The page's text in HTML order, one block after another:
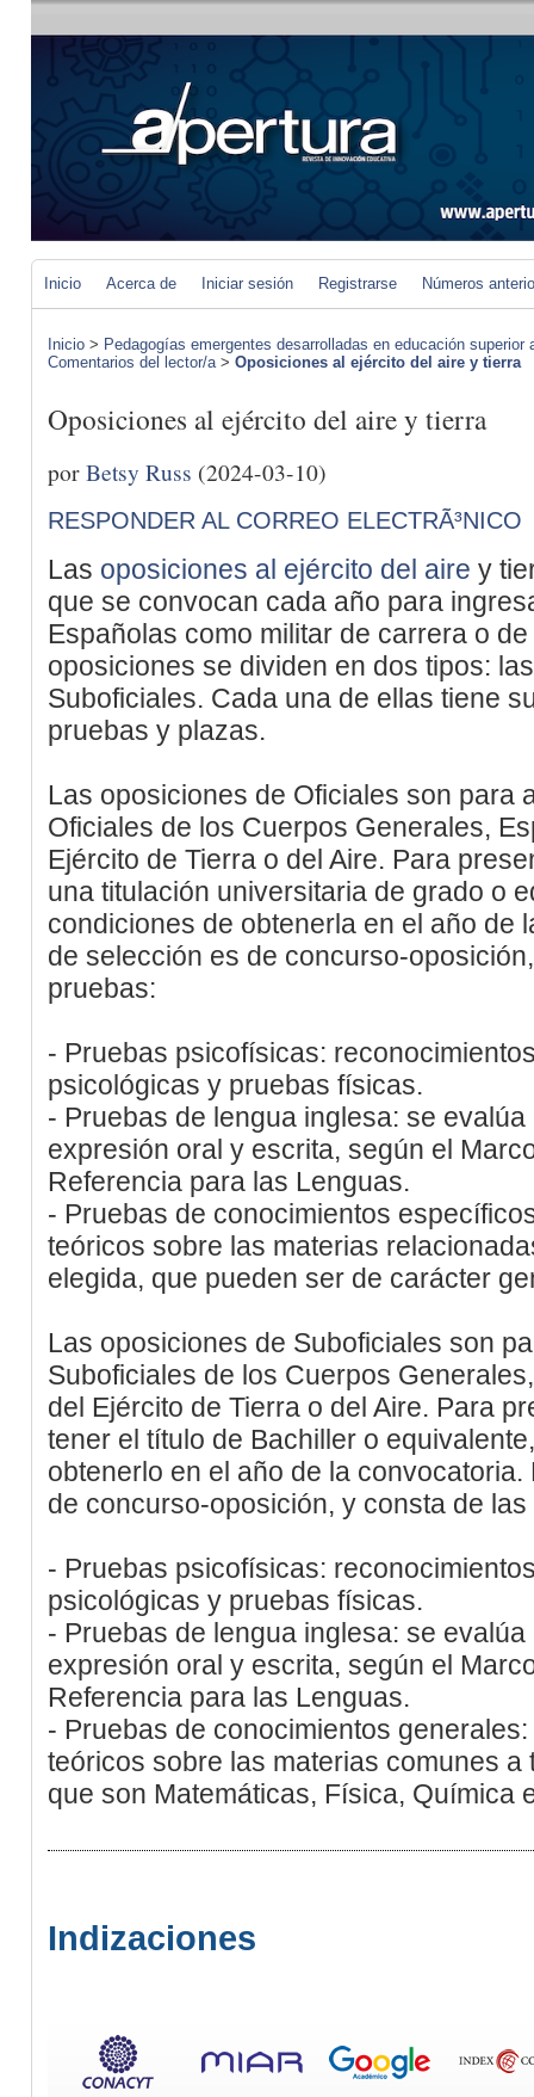
Inicio Acerca de Iniciar sesión Registrarse Números
Inicio > Pedagogías emergentes desarrolladas en educación
Comentarios del lector/a> Oposiciones al ejército del aire y tierra
Oposiciones al ejército del aire y tierra
porBetsy Russ (2024-03-10)
RESPONDER AL CORREO ELECTRÃ³NICO
Las oposiciones al ejército del aire y
que se convocan cada año para
Españolas como militar de carrera o
oposiciones se dividen en dos tipos:
Suboficiales. Cada una de ellas tiene
pruebas y plazas.
Las oposiciones de Oficiales son para
Oficiales de los Cuerpos Generales,
Ejército de Tierra o del Aire. Para
una titulación universitaria de grado o
condiciones de obtenerla en el año de
de selección es de concurso-
pruebas:
- Pruebas psicofísicas:
psicológicas y pruebas físicas.
- Pruebas de lengua inglesa: se
expresión oral y escrita, según el
Referencia para las Lenguas.
- Pruebas de conocimientos
teóricos sobre las materias
elegida, que pueden ser de carácter
Las oposiciones de Suboficiales son
Suboficiales de los Cuerpos
del Ejército de Tierra o del Aire. Para
tener el título de Bachiller o
obtenerlo en el año de la
de concurso-oposición, y consta de
- Pruebas psicofísicas:
psicológicas y pruebas físicas.
- Pruebas de lengua inglesa: se
expresión oral y escrita, según el
Referencia para las Lenguas.
- Pruebas de conocimientos
teóricos sobre las materias comunes
que son Matemáticas, Física, Química
Indizaciones